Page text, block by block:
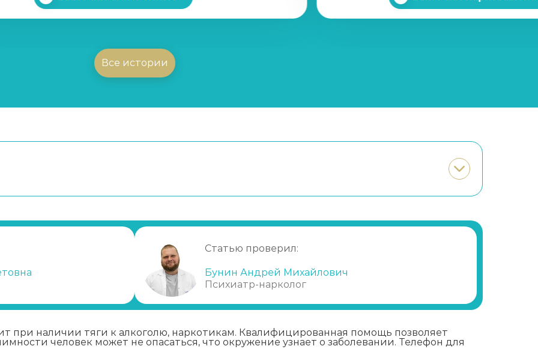
Все истории
Статью проверил:
Бунин Андрей Михайлович
Психиатр-нарколог
при наличии тяги к алкоголю, наркотикам. Квалифицированная помощь позволяет
человек может не опасаться, что окружение узнает о заболевании. Телефон для